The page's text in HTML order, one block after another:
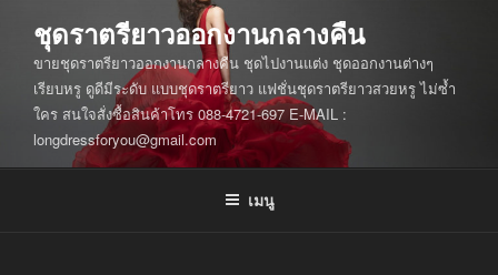
บทความ
ชุดราตรียาวออกงานกลางคืน
ขายชุดราตรียาวออกงานกลางคืน ชุดไปงานแต่ง ชุดออกงานต่างๆ
เรียบหรู ดูดีมีระดับ แบบชุดราตรียาว แฟชั่นชุดราตรียาวสวยหรู ไม่ซ้ำ
ใคร สนใจสั่งซื้อสินค้าโทร 088-4721-697 E-MAIL :
longdressforyou@gmail.com
เมนู